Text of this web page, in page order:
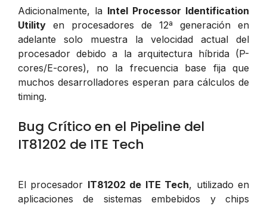
Adicionalmente, la Intel Processor Identification
Utility en procesadores de 12ª generación en
adelante solo muestra la velocidad actual del
procesador debido a la arquitectura híbrida (P-
cores/E-cores), no la frecuencia base fija que
muchos desarrolladores esperan para cálculos de
timing.
Bug Crítico en el Pipeline del
IT81202 de ITE Tech
El procesador IT81202 de ITE Tech, utilizado en
aplicaciones de sistemas embebidos y chips